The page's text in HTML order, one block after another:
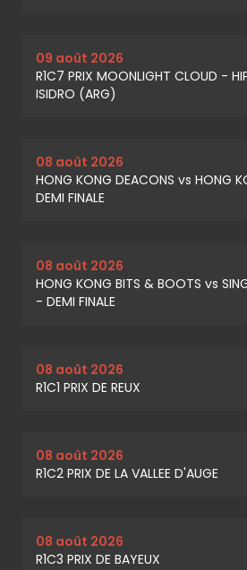
09 août 2026
R1C7 PRIX MOONLIGHT CLOUD -
ISIDRO (ARG)
08 août 2026
HONG KONG DEACONS vs HONG
DEMI FINALE
08 août 2026
HONG KONG BITS & BOOTS vs
- DEMI FINALE
08 août 2026
R1C1 PRIX DE REUX
08 août 2026
R1C2 PRIX DE LA VALLEE D'AUGE
08 août 2026
R1C3 PRIX DE BAYEUX